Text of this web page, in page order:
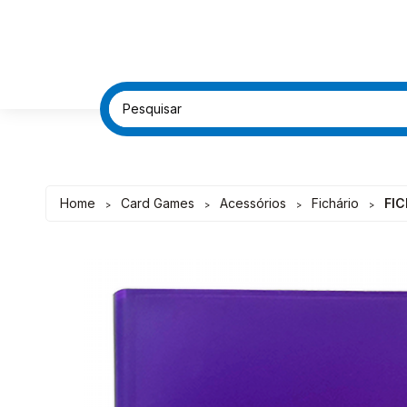
FRETE
FRETE
Home > Card Games > Acessórios > Fichário >